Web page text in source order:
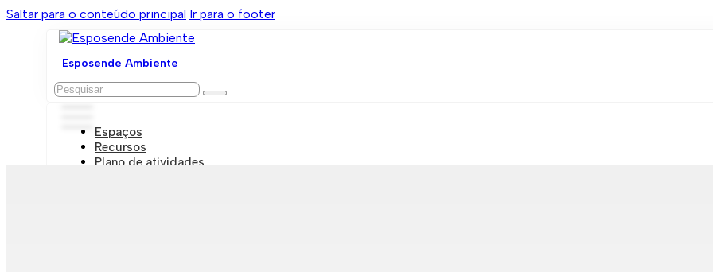
Saltar para o conteúdo principal Ir para o footer
Esposende Ambiente
Pesquisar
Espaços
Recursos
Plano de atividades